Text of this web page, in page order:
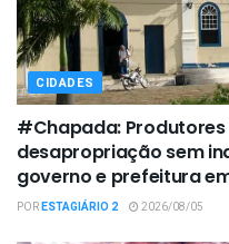
CIDADES
#Chapada:
desapropriação sem
governo e prefeitura
PORESTAGIÁRIO 2 2026/08/05